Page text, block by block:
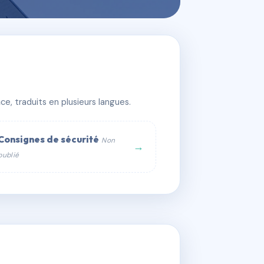
traduits en plusieurs langues.
de sécurité Non
→